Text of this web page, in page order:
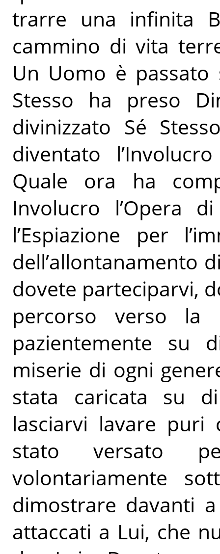
trarre una infinita
cammino di vita
Un Uomo è
Stesso ha preso
divinizzato Sé
diventato
Quale ora ha
Involucro l’Opera
l’Espiazione per
dell’allontanamento
dovete parteciparvi,
percorso verso la
pazientemente su
miserie di ogni
stata caricata su
lasciarvi lavare puri
stato versato
volontariamente
dimostrare davanti
attaccati a Lui, che